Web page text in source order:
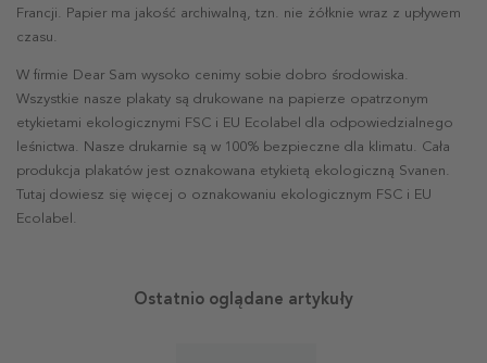
Francji. Papier ma jakość archiwalną, tzn. nie żółknie wraz z upływem
czasu.
W firmie Dear Sam wysoko cenimy sobie dobro środowiska.
Wszystkie nasze plakaty są drukowane na papierze opatrzonym
etykietami ekologicznymi FSC i EU Ecolabel dla odpowiedzialnego
leśnictwa. Nasze drukarnie są w 100% bezpieczne dla klimatu. Cała
produkcja plakatów jest oznakowana etykietą ekologiczną Svanen.
Tutaj dowiesz się więcej o oznakowaniu ekologicznym FSC i EU
Ecolabel.
Ostatnio oglądane artykuły